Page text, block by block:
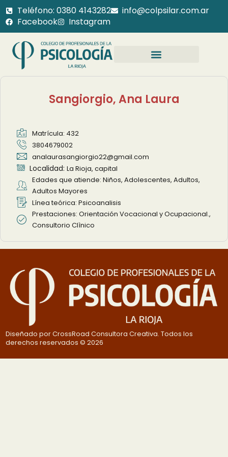
Teléfono: 0380 4143282
info@colpsilar.com.ar
Facebook
Instagram
Sangiorgio, Ana Laura
Matrícula: 432
3804679002
analaurasangiorgio22@gmail.com
Localidad:La Rioja, capital
Edades que atiende: Niños, Adolescentes, Adultos,
Adultos Mayores
Línea teórica: Psicoanalisis
Prestaciones: Orientación Vocacional y Ocupacional.,
Consultorio Clìnico
Diseñado por CrossRoad Consultora Creativa. Todos los
derechos reservados © 2026